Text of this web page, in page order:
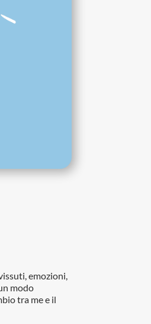
emozioni,
modo
tra me e il